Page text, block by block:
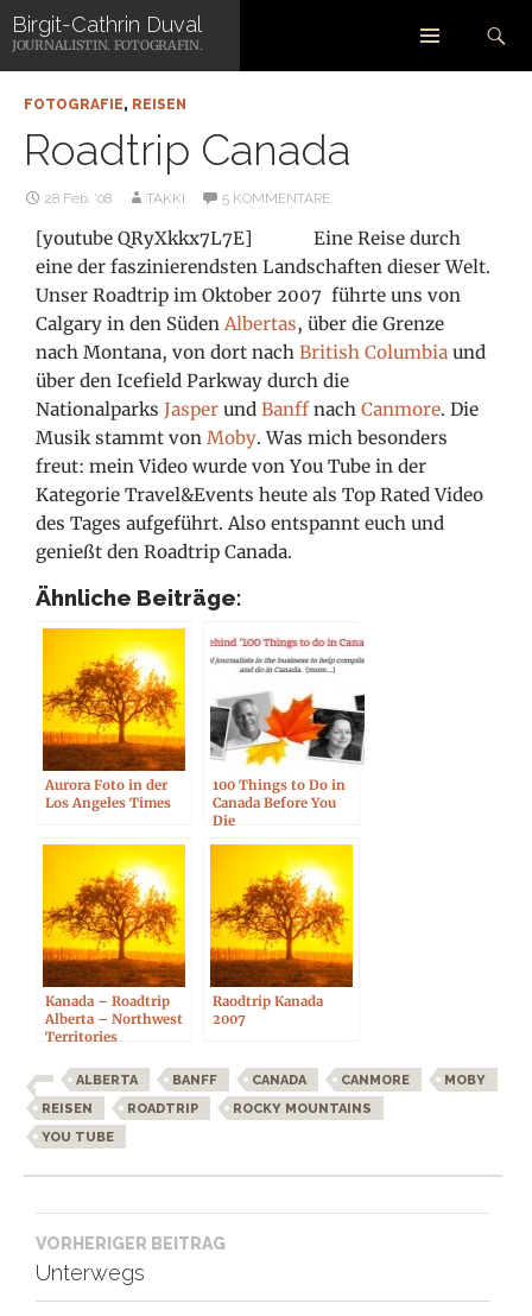
Zum
Inhalt
springen
Suchen
FOTOGRAFIE, REISEN
Roadtrip Canada
28 Feb. ’08 TAKKI 5 KOMMENTARE
[youtube QRyXkkx7L7E] Eine Reise durch
eine der faszinierendsten Landschaften dieser Welt.
Unser Roadtrip im Oktober 2007 führte uns von
Calgary in den SüdenAlbertas, über die Grenze
nach Montana, von dort nachBritish Columbia und
über den Icefield Parkway durch die
NationalparksJasper undBanffnachCanmore. Die
Musik stammt vonMoby. Was mich besonders
freut: mein Video wurde von You Tube in der
Kategorie Travel&Events heute als Top Rated Video
des Tages aufgeführt. Also entspannt euch und
genießt den Roadtrip Canada.
Ähnliche Beiträge:
Aurora Foto in der
Los Angeles Times
100 Things to Do in
Canada Before You
Die
Kanada – Roadtrip
Alberta – Northwest
Territories
Raodtrip Kanada
2007
ALBERTA BANFF CANADA CANMORE
MOBY
REISEN
ROADTRIP
ROCKY MOUNTAINS
YOU TUBE
Beitragsnavigation
VORHERIGER BEITRAG
Unterwegs
Birgit-Cathrin Duval
JOURNALISTIN. FOTOGRAFIN.